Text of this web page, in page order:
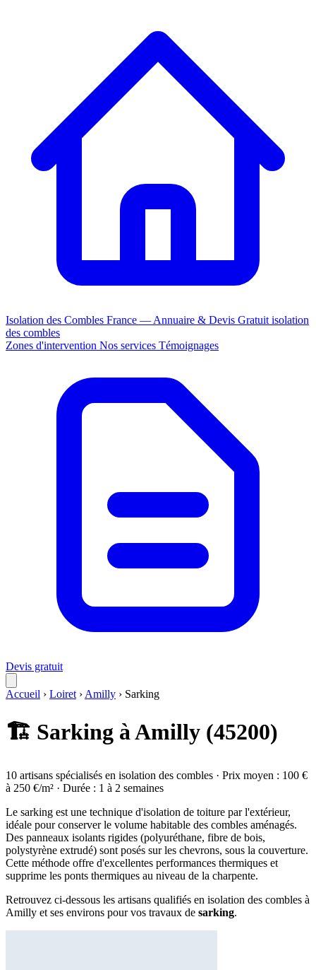
Isolation des Combles France — Annuaire & Devis Gratuit isolation
des combles
Zones d'intervention Nos services Témoignages
Devis gratuit
Accueil › Loiret › Amilly › Sarking
🏗️ Sarking à Amilly (45200)
10 artisans spécialisés en isolation des combles · Prix moyen : 100 €
à 250 €/m² · Durée : 1 à 2 semaines
Le sarking est une technique d'isolation de toiture par l'extérieur,
idéale pour conserver le volume habitable des combles aménagés.
Des panneaux isolants rigides (polyuréthane, fibre de bois,
polystyrène extrudé) sont posés sur les chevrons, sous la couverture.
Cette méthode offre d'excellentes performances thermiques et
supprime les ponts thermiques au niveau de la charpente.
Retrouvez ci-dessous les artisans qualifiés en isolation des combles à
Amilly et ses environs pour vos travaux de sarking.